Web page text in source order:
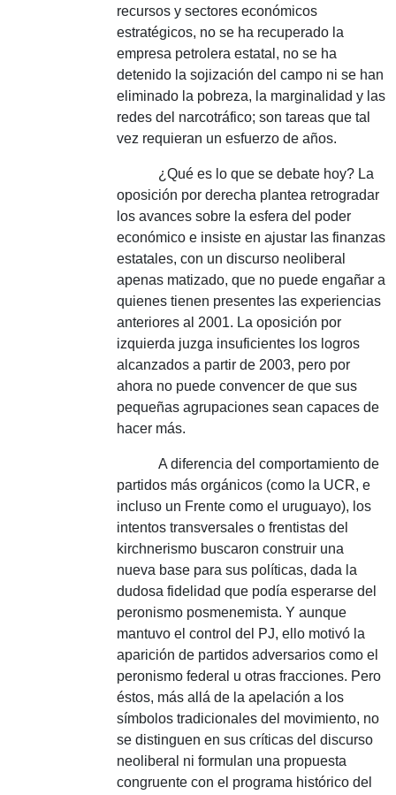
recursos y sectores económicos
estratégicos, no se ha recuperado la
empresa petrolera estatal, no se ha
detenido la sojización del campo ni se han
eliminado la pobreza, la marginalidad y las
redes del narcotráfico; son tareas que tal
vez requieran un esfuerzo de años.
¿Qué es lo que se debate hoy? La
oposición por derecha plantea retrogradar
los avances sobre la esfera del poder
económico e insiste en ajustar las finanzas
estatales, con un discurso neoliberal
apenas matizado, que no puede engañar a
quienes tienen presentes las experiencias
anteriores al 2001. La oposición por
izquierda juzga insuficientes los logros
alcanzados a partir de 2003, pero por
ahora no puede convencer de que sus
pequeñas agrupaciones sean capaces de
hacer más.
A diferencia del comportamiento de
partidos más orgánicos (como la UCR, e
incluso un Frente como el uruguayo), los
intentos transversales o frentistas del
kirchnerismo buscaron construir una
nueva base para sus políticas, dada la
dudosa fidelidad que podía esperarse del
peronismo posmenemista. Y aunque
mantuvo el control del PJ, ello motivó la
aparición de partidos adversarios como el
peronismo federal u otras fracciones. Pero
éstos, más allá de la apelación a los
símbolos tradicionales del movimiento, no
se distinguen en sus críticas del discurso
neoliberal ni formulan una propuesta
congruente con el programa histórico del